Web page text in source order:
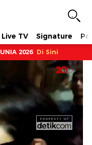
Live TV Signature
2026 Di Sini